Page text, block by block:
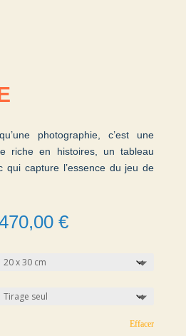
photographie, c’est une
riche en histoires, un tableau
qui capture l’essence du jeu de
€Plage
470,00 €
Effacer